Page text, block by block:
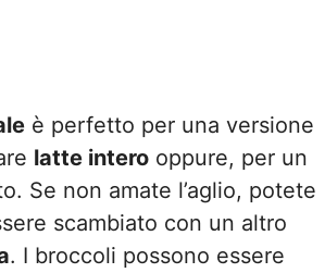
è perfetto per una versione
latte intero oppure, per un
Se non amate l’aglio, potete
scambiato con un altro
. I broccoli possono essere